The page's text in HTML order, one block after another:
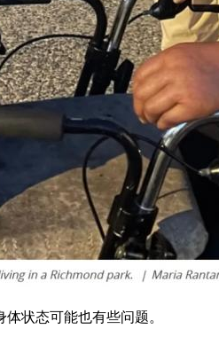
状态可能也有些问题。